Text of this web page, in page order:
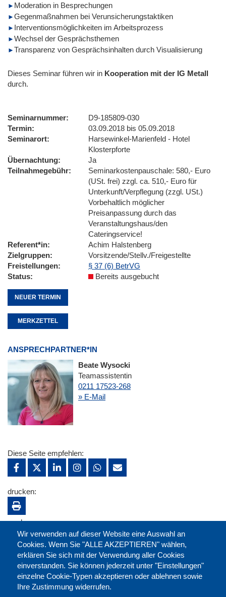
Moderation in Besprechungen
Gegenmaßnahmen bei Verunsicherungstaktiken
Interventionsmöglichkeiten im Arbeitsprozess
Wechsel der Gesprächsthemen
Transparenz von Gesprächsinhalten durch Visualisierung
Dieses Seminar führen wir in Kooperation mit der IG Metall
durch.
Seminarnummer
D9-185809-030
Termin
03.09.2018 bis 05.09.2018
Seminarort
Harsewinkel-Marienfeld - Hotel
Klosterpforte
Übernachtung
Ja
Teilnahmegebühr
Seminarkostenpauschale: 580,- Euro
(USt. frei) zzgl. ca. 510,- Euro für
Unterkunft/Verpflegung (zzgl. USt.)
Vorbehaltlich möglicher
Preisanpassung durch das
Veranstaltungshaus/den
Cateringservice!
Referent*in
Achim Halstenberg
Zielgruppen
Vorsitzende/Stellv./Freigestellte
Freistellungen
§ 37 (6) BetrVG
Status
Bereits ausgebucht
NEUER TERMIN
MERKZETTEL
ANSPRECHPARTNER*IN
Beate Wysocki
Teamassistentin
0211 17523-268
» E-Mail
Wir verwenden auf dieser Website eine Auswahl an
Cookies. Wenn Sie "ALLE AKZEPTIEREN" wählen,
erklären Sie sich mit der Verwendung aller Cookies
einverstanden. Sie können jederzeit unter "Einstellungen"
einzelne Cookie-Typen akzeptieren oder ablehnen sowie
Ihre Zustimmung widerrufen.
Diese Seite empfehlen:
drucken:
merken: